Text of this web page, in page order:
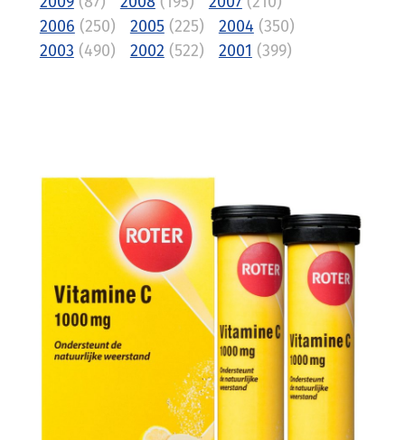
2006 (250) 2005(225) 2004 (350)
2003 (490) 2002 (522) 2001 (399)